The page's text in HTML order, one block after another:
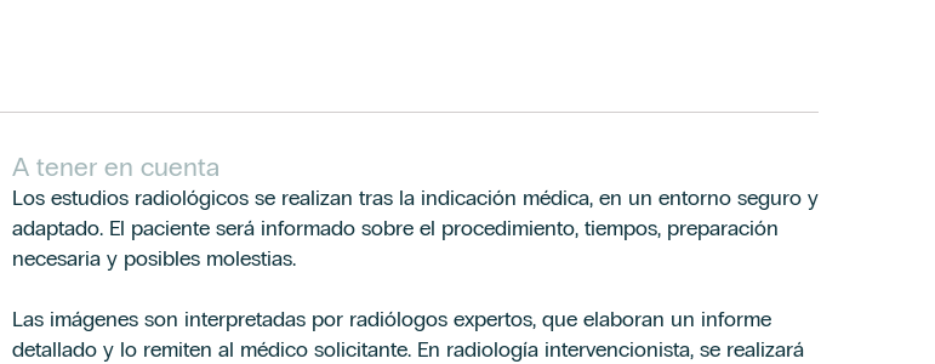
A tener en cuenta
Los estudios radiológicos se realizan tras la indicación médica, en un entorno seguro y
adaptado. El paciente será informado sobre el procedimiento, tiempos, preparación
necesaria y posibles molestias.
Las imágenes son interpretadas por radiólogos expertos, que elaboran un informe
detallado y lo remiten al médico solicitante. En radiología intervencionista, se realizará